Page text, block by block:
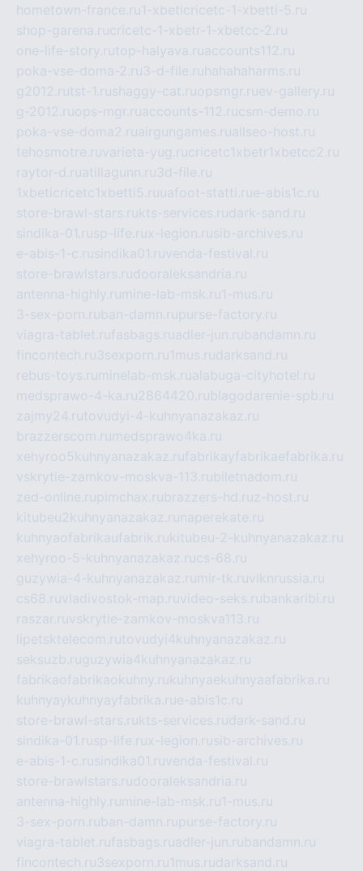
hometown-france.ru1-xbeticricetc-1-xbetti-5.ru
shop-garena.rucricetc-1-xbetr-1-xbetcc-2.ru
one-life-story.rutop-halyava.ruaccounts112.ru
poka-vse-doma-2.ru3-d-file.ru hahahaharms.ru
g2012.rutst-1.rushaggy-cat.ruopsmgr.ruev-gallery.ru
g-2012.ruops-mgr.ruaccounts-112.rucsm-demo.ru
poka-vse-doma2.ruairgungames.ruallseo-host.ru
tehosmotre.ruvarieta-yug.rucricetc1xbetr1xbetcc2.ru
raytor-d.ruatillagunn.ru3d-file.ru
1xbeticricetc1xbetti5.ruuafoot-statti.rue-abis1c.ru
store-brawl-stars.rukts-services.rudark-sand.ru
sindika-01.rusp-life.rux-legion.rusib-archives.ru
e-abis-1-c.rusindika01.ruvenda-festival.ru
store-brawlstars.rudooraleksandria.ru
antenna-highly.ru mine-lab-msk.ru1-mus.ru
3-sex-porn.ruban-damn.rupurse-factory.ru
viagra-tablet.rufasbags.ruadler-jun.rubandamn.ru
fincontech.ru3sexporn.ru1mus.rudarksand.ru
rebus-toys.ru minelab-msk.rualabuga-cityhotel.ru
medsprawo-4-ka.ru2864420.rublagodarenie-spb.ru
zajmy24.rutovudyi-4-kuhnyanazakaz.ru
brazzerscom.ru medsprawo4ka.ru
xehyroo5kuhnyanazakaz.rufabrikayfabrikaefabrika.ru
vskrytie-zamkov-moskva-113.rubiletnadom.ru
zed-online.rupimchax.rubrazzers-hd.ruz-host.ru
kitubeu2kuhnyanazakaz.ru naperekate.ru
kuhnyaofabrikaufabrik.rukitubeu-2-kuhnyanazakaz.ru
xehyroo-5-kuhnyanazakaz.rucs-68.ru
guzywia-4-kuhnyanazakaz.ru mir-tk.ruvlknrussia.ru
cs68.ruvladivostok-map.ruvideo-seks.rubankaribi.ru
raszar.ruvskrytie-zamkov-moskva113.ru
lipetsktelecom.rutovudyi4kuhnyanazakaz.ru
seksuzb.ruguzywia4kuhnyanazakaz.ru
fabrikaofabrikaokuhny.rukuhnyaekuhnyaafabrika.ru
kuhnyaykuhnyayfabrika.rue-abis1c.ru
store-brawl-stars.rukts-services.rudark-sand.ru
sindika-01.rusp-life.rux-legion.rusib-archives.ru
e-abis-1-c.rusindika01.ruvenda-festival.ru
store-brawlstars.rudooraleksandria.ru
antenna-highly.ru mine-lab-msk.ru1-mus.ru
3-sex-porn.ruban-damn.rupurse-factory.ru
viagra-tablet.rufasbags.ruadler-jun.rubandamn.ru
fincontech.ru3sexporn.ru1mus.rudarksand.ru